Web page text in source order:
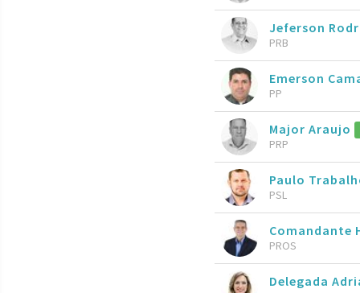
Jeferson
PRB
Emerson
PP
Major Araujo
PRP
Paulo
PSL
Comandante
PROS
Delegada